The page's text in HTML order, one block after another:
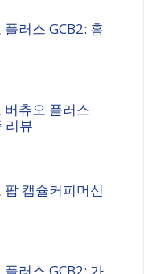
러스 GCB2: 홈
츄오 플러스
리뷰
캡슐커피머신
러스 GCB2: 가